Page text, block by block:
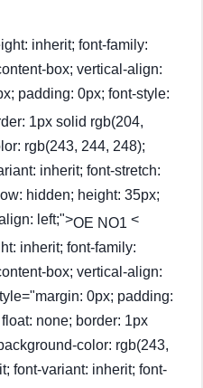
inherit; font-family:
box; vertical-align:
padding: 0px; font-style:
1px solid rgb(204,
rgb(243, 244, 248);
inherit; font-stretch:
hidden; height: 35px;
left;">OE NO1 <
inherit; font-family:
box; vertical-align:
0px; padding:
none; border: 1px
color: rgb(243,
font-variant: inherit; font-